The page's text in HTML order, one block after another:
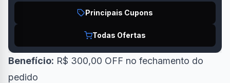
Principais Cupons
Todas Ofertas
Benefício: R$ 300,00 OFF no fechamento do
pedido